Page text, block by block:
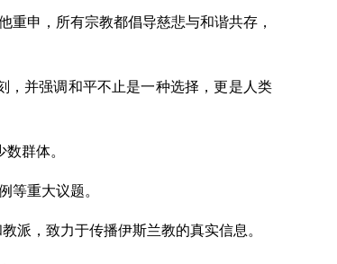
申，所有宗教都倡导慈悲与和谐共存，
并强调和平不止是一种选择，更是人类
群体。
重大议题。
，致力于传播伊斯兰教的真实信息。